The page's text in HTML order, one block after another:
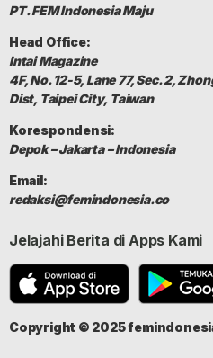
PT. FEM Indonesia Maju
Head Office:
Intai Magazine
4F, No. 12-5, Lane 77, Sec. 2,
Dist, Taipei City, Taiwan
Korespondensi:
Depok – Jakarta – Indonesia
Email:
redaksi@femindonesia.co
Jelajahi Berita di Apps Kami
Copyright © 2025